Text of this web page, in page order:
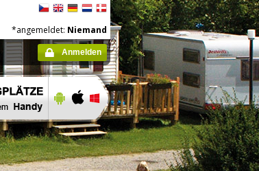
*angemeldet: Niemand
Anmelden